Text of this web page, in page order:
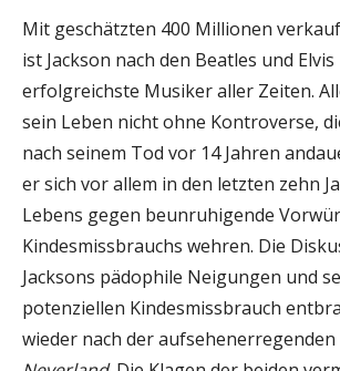
Mit geschätzten 400 Millionen
ist Jackson nach den Beatles und
erfolgreichste Musiker aller Zeiten.
sein Leben nicht ohne Kontroverse,
nach seinem Tod vor 14 Jahren
er sich vor allem in den letzten zehn
Lebens gegen beunruhigende
Kindesmissbrauchs wehren. Die
Jacksons pädophile Neigungen und
potenziellen Kindesmissbrauch
wieder nach der